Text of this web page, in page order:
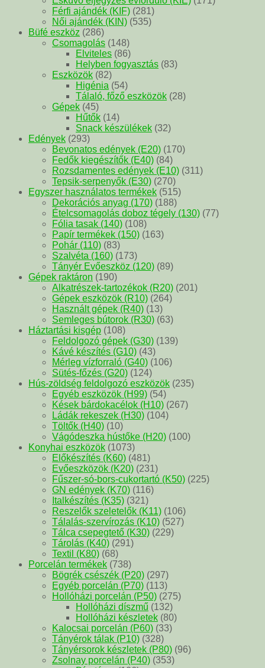
Férfi ajándék (KIF) (281)
Női ajándék (KIN) (535)
Büfé eszköz (286)
Csomagolás (148)
Elviteles (86)
Helyben fogyasztás (83)
Eszközök (82)
Higénia (54)
Tálaló, főző eszközök (28)
Gépek (45)
Hűtők (14)
Snack készülékek (32)
Edények (293)
Bevonatos edények (E20) (170)
Fedők kiegészítők (E40) (84)
Rozsdamentes edények (E10) (311)
Tepsik-serpenyők (E30) (270)
Egyszer használatos termékek (515)
Dekorációs anyag (170) (188)
Ételcsomagolás doboz tégely (130) (77)
Fólia tasak (140) (108)
Papír termékek (150) (163)
Pohár (110) (83)
Szalvéta (160) (173)
Tányér Evőeszköz (120) (89)
Gépek raktáron (190)
Alkatrészek-tartozékok (R20) (201)
Gépek eszközök (R10) (264)
Használt gépek (R40) (13)
Semleges bútorok (R30) (63)
Háztartási kisgép (108)
Feldolgozó gépek (G30) (139)
Kávé készítés (G10) (43)
Mérleg vízforraló (G40) (106)
Sütés-főzés (G20) (124)
Hús-zöldség feldolgozó eszközök (235)
Egyéb eszközök (H99) (54)
Kések bárdokacélok (H10) (267)
Ládák rekeszek (H30) (104)
Töltők (H40) (10)
Vágódeszka hústőke (H20) (100)
Konyhai eszközök (1073)
Előkészítés (K60) (481)
Evőeszközök (K20) (231)
Fűszer-só-bors-cukortartó (K50) (225)
GN edények (K70) (116)
Italkészítés (K35) (321)
Reszelők szeletelők (K11) (106)
Tálalás-szervírozás (K10) (527)
Tálca csepegtető (K30) (229)
Tárolás (K40) (291)
Textil (K80) (68)
Porcelán termékek (738)
Bögrék csészék (P20) (297)
Egyéb porcelán (P70) (113)
Hollóházi porcelán (P50) (275)
Hollóházi díszmű (132)
Hollóházi készletek (80)
Kalocsai porcelán (P60) (33)
Tányérok tálak (P10) (328)
Tányérsorok készletek (P80) (96)
Zsolnay porcelán (P40) (353)